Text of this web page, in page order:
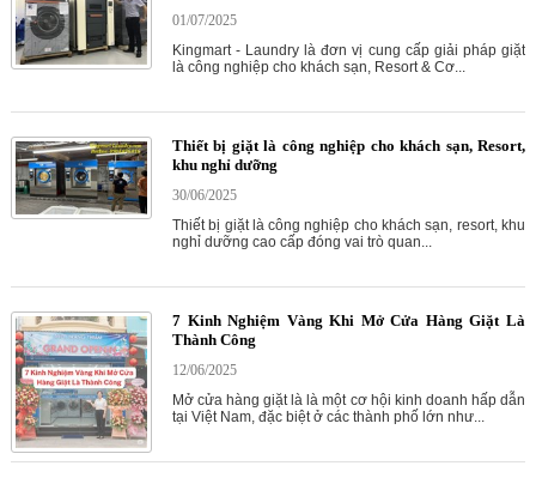
01/07/2025
Kingmart - Laundry là đơn vị cung cấp giải pháp giặt
là công nghiệp cho khách sạn, Resort & Cơ...
Thiết bị giặt là công nghiệp cho khách sạn, Resort,
khu nghỉ dưỡng
30/06/2025
Thiết bị giặt là công nghiệp cho khách sạn, resort, khu
nghỉ dưỡng cao cấp đóng vai trò quan...
7 Kinh Nghiệm Vàng Khi Mở Cửa Hàng Giặt Là
Thành Công
12/06/2025
Mở cửa hàng giặt là là một cơ hội kinh doanh hấp dẫn
tại Việt Nam, đặc biệt ở các thành phố lớn như...